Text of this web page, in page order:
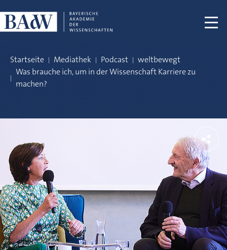
Startseite Mediathek Podcast
weltbewegt
Was brauche ich, um in der Wissenschaft Karriere zu
machen?